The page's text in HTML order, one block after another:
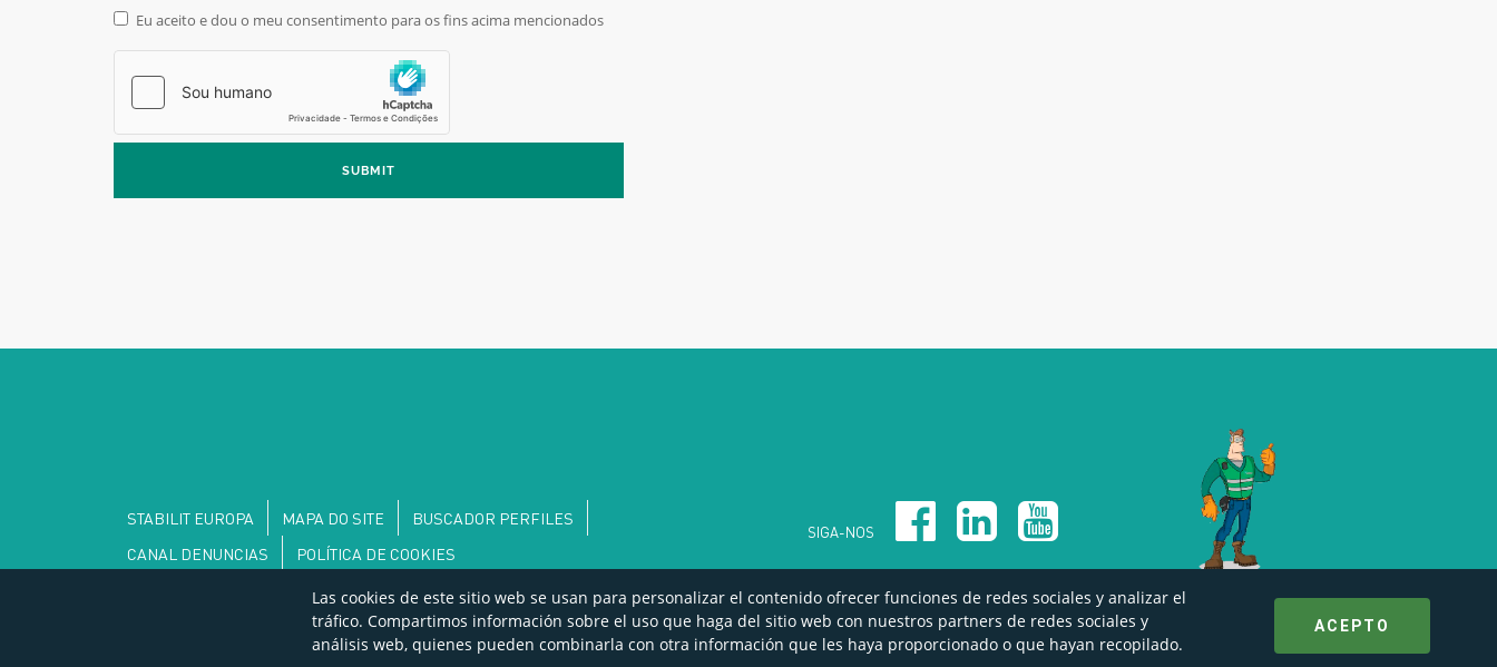
Eu aceito e dou o meu consentimento para os fins acima mencionados
Jurídico*
SUBMIT
STABILIT EUROPA MAPA DO SITE
BUSCADOR PERFILES
CANAL DENUNCIAS
POLÍTICA DE COOKIES
SIGA-NOS
Únete a nuestro equipo
Las cookies de este sitio web se usan para personalizar el contenido ofrecer funciones de redes sociales y analizar el
tráfico. Compartimos información sobre el uso que haga del sitio web con nuestros partners de redes sociales y
análisis web, quienes pueden combinarla con otra información que les haya proporcionado o que hayan recopilado.
ACEPTO